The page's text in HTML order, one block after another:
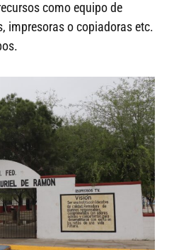
como equipo de
impresoras o copiadoras etc.